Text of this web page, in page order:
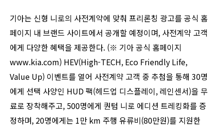
기아는 신형 니로의 사전계약에 맞춰 프리론칭 광고를 공식 홈
페이지 내 브랜드 사이트에서 공개할 예정이며, 사전계약 고객
에게 다양한 혜택을 제공한다. (※ 기아 공식 홈페이지
www.kia.com) HEV(High-TECH, Eco Friendly Life,
Value Up) 이벤트를 열어 사전계약 고객 중 추첨을 통해 30명
에게 선택 사양인 HUD 팩(헤드업 디스플레이, 레인센서)을 무
료로 장착해주고, 500명에게 퀀텀 니로 에디션 트레킹화를 증
정하며, 20명에게는 1만 km 주행 유류비(80만원)를 지원한